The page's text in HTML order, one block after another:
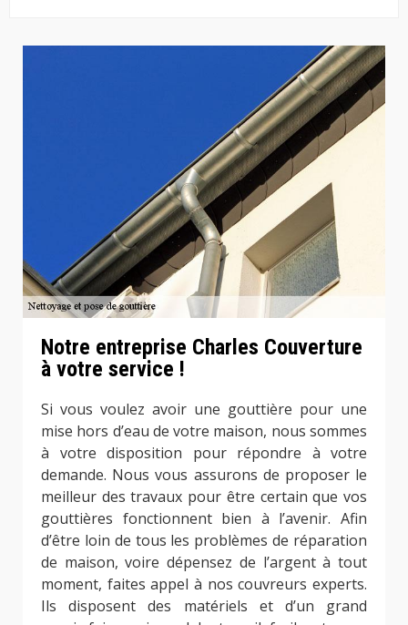
Notre entreprise Charles Couverture
à votre service !
Si vous voulez avoir une gouttière pour une
mise hors d’eau de votre maison, nous sommes
à votre disposition pour répondre à votre
demande. Nous vous assurons de proposer le
meilleur des travaux pour être certain que vos
gouttières fonctionnent bien à l’avenir. Afin
d’être loin de tous les problèmes de réparation
de maison, voire dépensez de l’argent à tout
moment, faites appel à nos couvreurs experts.
Ils disposent des matériels et d’un grand